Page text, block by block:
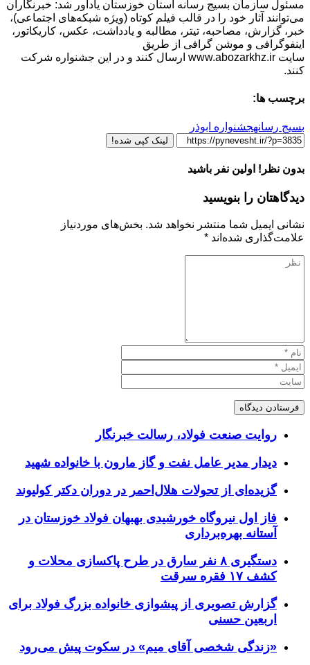
مسئول سازمان بسیج رسانه استان خوزستان یادآور شد: خبرنگاران
می‌توانند آثار خود را در قالب فیلم کوتاه (ویژه شبکه‌های اجتماعی)،
خبر، گزارش، مصاحبه، تیتر، مطالبه و یادداشت، عکس، کاریکاتور،
اینفوگرافی و موشن گرافی از طریق
سایت www.abozarkhz.ir ارسال کنند و در این جشنواره شرکت
‌کنند.
برچسب ها:
بسیج رسانهجشنواره ابوذر
لینک کپی شده!
بدون نظر! اولین نفر باشید
دیدگاهتان را بنویسید
نشانی ایمیل شما منتشر نخواهد شد. بخش‌های موردنیاز
علامت‌گذاری شده‌اند *
روایت صنعت فولاد،‌ رسالت خبرنگار
دیدار مدیر عامل نفت و گاز مارون با خانواده شهید
گزیده‌ای از تحولات هلال‌احمر در دوران دکتر کولیوند
فاز اول نیروگاه خورشیدی بهبهان فولاد خوزستان در
آستانه بهره‌برداری
دستگیری ۸ نفر سارق در طرح پاکسازی محلات و
کشف ۱۷ فقره سرقت
گزارش تصویری از پیشوازی خانواده بزرگ فولاد برای
اربعین حسنی
«زندگی شخصی آقای میم» در سکوت پیش می‌رود